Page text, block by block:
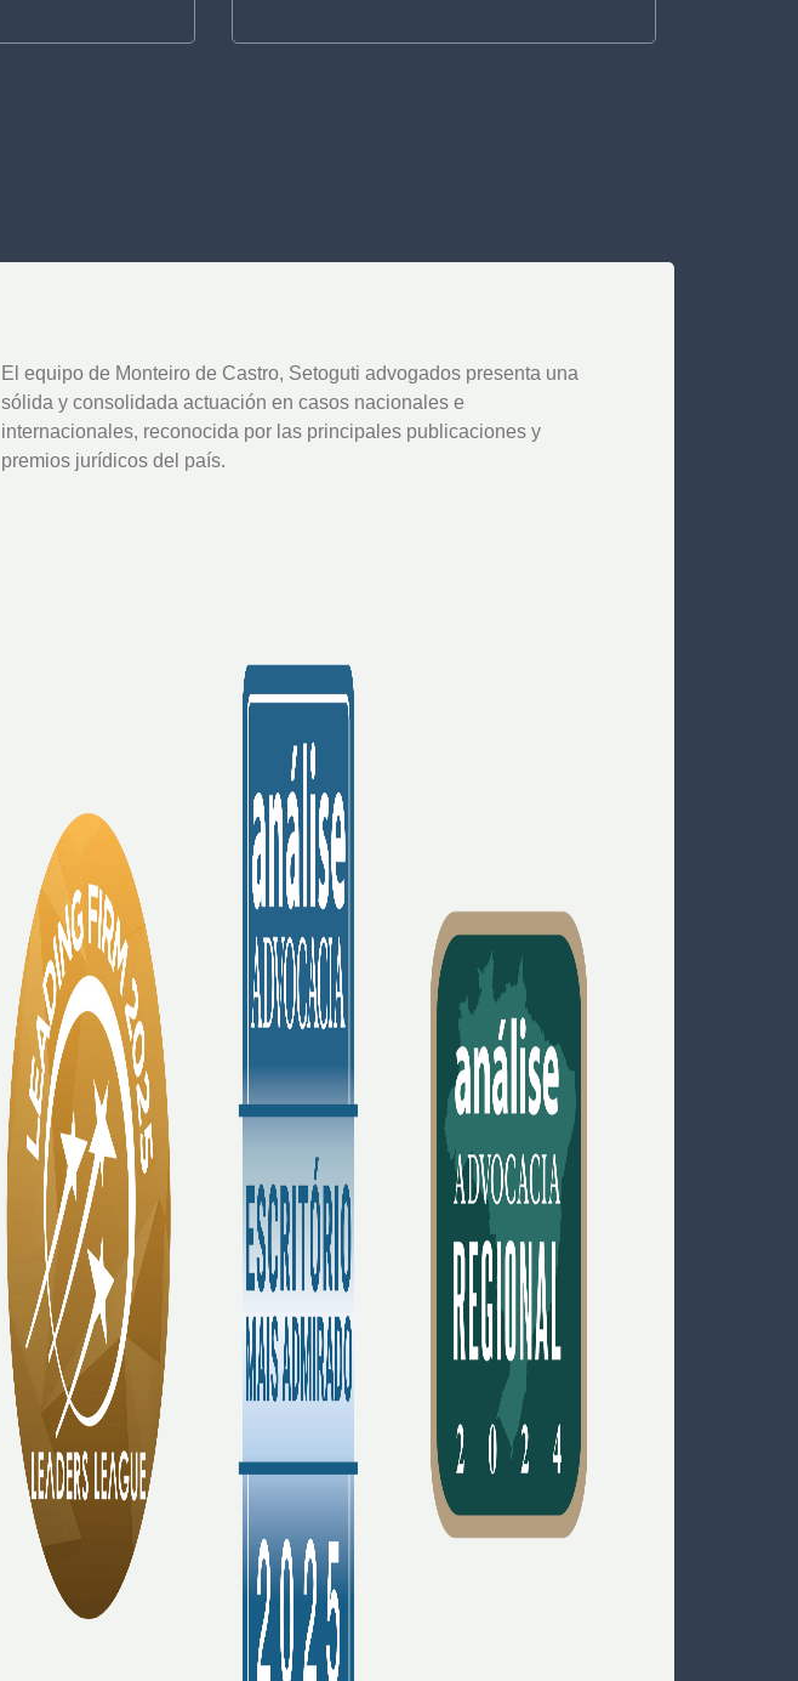
El equipo de Monteiro de Castro, Setoguti advogados presenta una
sólida y consolidada actuación en casos nacionales e
internacionales, reconocida por las principales publicaciones y
premios jurídicos del país.